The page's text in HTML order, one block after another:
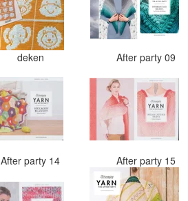
deken After party 09
After party 14 After party 15